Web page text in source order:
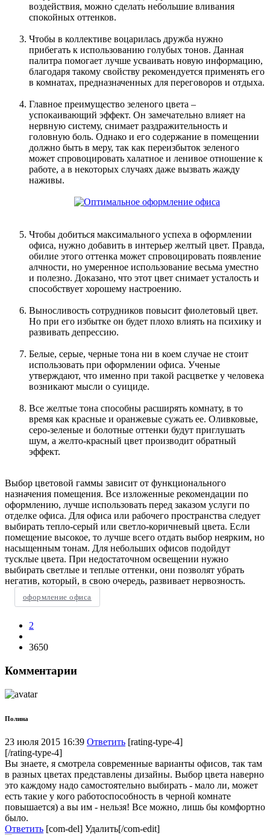
воздействия, можно сделать небольшие вливания
спокойных оттенков.
Чтобы в коллективе воцарилась дружба нужно
прибегать к использованию голубых тонов. Данная
палитра помогает лучше усваивать новую информацию,
благодаря такому свойству рекомендуется применять его
в комнатах, предназначенных для переговоров и отдыха.
Главное преимущество зеленого цвета –
успокаивающий эффект. Он замечательно влияет на
нервную систему, снимает раздражительность и
головную боль. Однако и его содержание в помещении
должно быть в меру, так как переизбыток зеленого
может спровоцировать халатное и ленивое отношение к
работе, а в некоторых случаях даже вызвать жажду
наживы.
Чтобы добиться максимального успеха в оформлении
офиса, нужно добавить в интерьер желтый цвет. Правда,
обилие этого оттенка может спровоцировать появление
алчности, но умеренное использование весьма уместно
и полезно. Доказано, что этот цвет снимает усталость и
способствует хорошему настроению.
Выносливость сотрудников повысит фиолетовый цвет.
Но при его избытке он будет плохо влиять на психику и
развивать депрессию.
Белые, серые, черные тона ни в коем случае не стоит
использовать при оформлении офиса. Ученые
утверждают, что именно при такой расцветке у человека
возникают мысли о суициде.
Все желтые тона способны расширять комнату, в то
время как красные и оранжевые сужать ее. Оливковые,
серо-зеленые и болотные оттенки будут приглушать
шум, а желто-красный цвет производит обратный
эффект.
Выбор цветовой гаммы зависит от функционального
назначения помещения. Все изложенные рекомендации по
оформлению, лучше использовать перед заказом услуги по
отделке офиса. Для офиса или рабочего пространства следует
выбирать тепло-серый или светло-коричневый цвета. Если
помещение высокое, то лучше всего отдать выбор неярким, но
насыщенным тонам. Для небольших офисов подойдут
тусклые цвета. При недостаточном освещении нужно
выбирать светлые и теплые оттенки, они позволят убрать
негатив, который, в свою очередь, развивает нервозность.
оформление офиса
2
3650
Комментарии
Полина
23 июля 2015 16:39 Ответить [rating-type-4]
[/rating-type-4]
Вы знаете, я смотрела современные варианты офисов, так там
в разных цветах представлены дизайны. Выбор цвета наверно
это каждому надо самостоятельно выбирать - мало ли, может
есть такие у кого работоспособность в черной комнате
повышается) а вы им - нельзя! Все можно, лишь бы комфортно
было.
Ответить [com-del] Удалить[/com-edit]